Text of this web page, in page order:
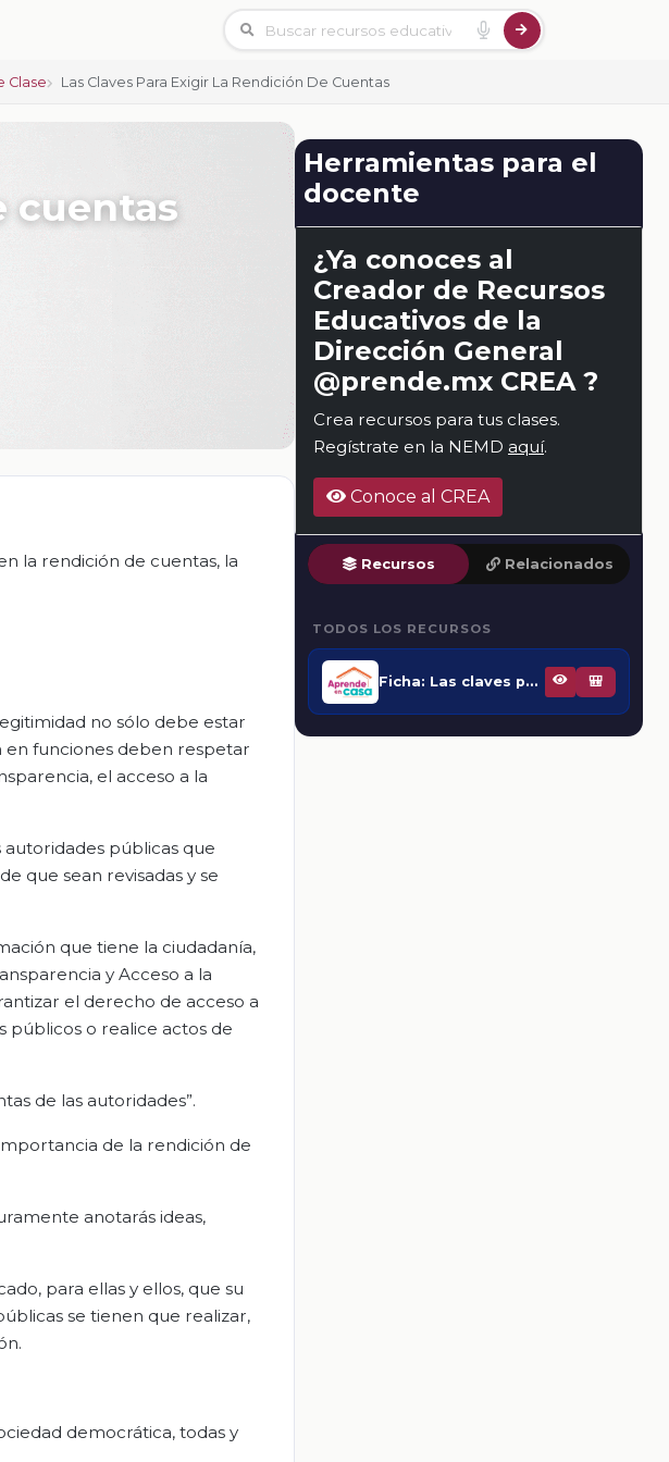
Clase Las Claves Para Exigir La Rendición De Cuentas
cuentas
la rendición de cuentas, la
no sólo debe estar
en funciones deben respetar
el acceso a la
autoridades públicas que
que sean revisadas y se
que tiene la ciudadanía,
y Acceso a la
el derecho de acceso a
públicos o realice actos de
de las autoridades”.
de la rendición de
anotarás ideas,
para ellas y ellos, que su
se tienen que realizar,
democrática, todas y
Herramientas para el
docente
¿Ya conoces al
Creador de Recursos
Educativos de la
Dirección General
@prende.mx CREA ?
Crea recursos para tus clases.
Regístrate en la NEMD aquí.
Conoce al CREA
Recursos Relacionados
TODOS LOS RECURSOS
Ficha: Las claves para exigir la rendición de cuentas 🎒